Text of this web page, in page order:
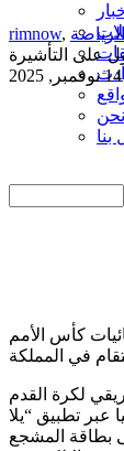
بنا
rimnow, الرياضة
كأس الأمم
لكرة القدم